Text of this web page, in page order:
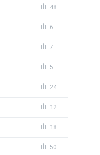
48
6
7
5
24
12
18
50